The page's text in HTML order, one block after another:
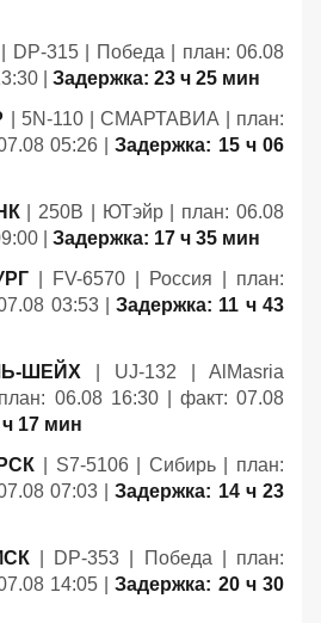
DP-315 | Победа | план: 06.08
| Задержка: 23 ч 25 мин
| 5N-110 | СМАРТАВИА | план:
05:26 |Задержка: 15 ч 06
| 250B | ЮТэйр | план: 06.08
| Задержка: 17 ч 35 мин
| FV-6570 | Россия | план:
03:53 |Задержка: 11 ч 43
ШЕЙХ| UJ-132 | AlMasria
06.08 16:30 | факт: 07.08
17 мин
| S7-5106 | Сибирь | план:
07:03 |Задержка: 14 ч 23
| DP-353 | Победа | план:
14:05 |Задержка: 20 ч 30